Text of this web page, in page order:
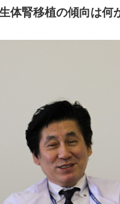
体腎移植の傾向は何